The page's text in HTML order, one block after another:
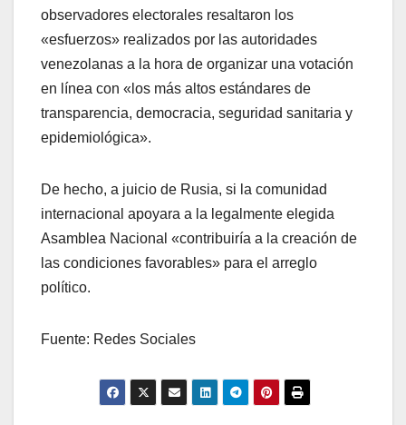
observadores electorales resaltaron los
«esfuerzos» realizados por las autoridades
venezolanas a la hora de organizar una votación
en línea con «los más altos estándares de
transparencia, democracia, seguridad sanitaria y
epidemiológica».
De hecho, a juicio de Rusia, si la comunidad
internacional apoyara a la legalmente elegida
Asamblea Nacional «contribuiría a la creación de
las condiciones favorables» para el arreglo
político.
Fuente: Redes Sociales